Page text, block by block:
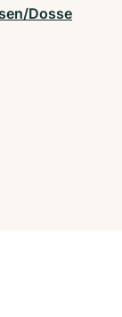
Dosse